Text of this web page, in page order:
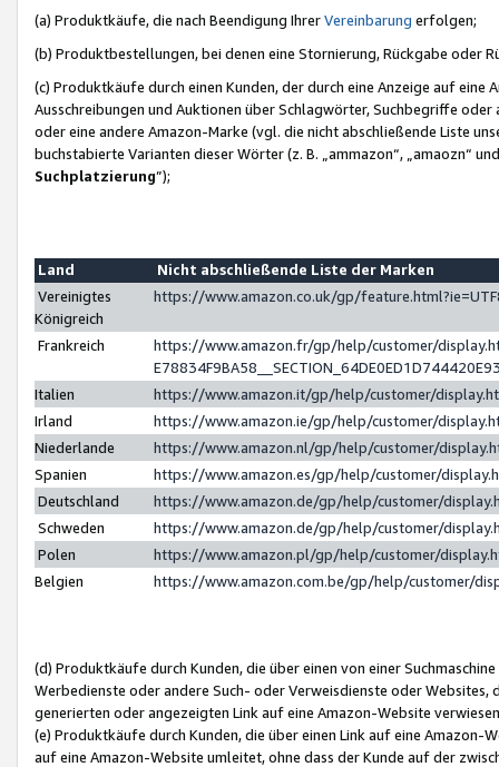
(a) Produktkäufe, die nach Beendigung IhrerVereinbarung erfolgen;
(b) Produktbestellungen, bei denen eine Stornierung, Rückgabe oder
(c) Produktkäufe durch einen Kunden, der durch eine Anzeige auf
Ausschreibungen und Auktionen über Schlagwörter, Suchbegriffe
oder eine andere Amazon-Marke (vgl. die nicht abschließende Liste
buchstabierte Varianten dieser Wörter (z. B. „ammazon“, „amaozn“
Suchplatzierung”);
Land
Nicht abschließende Liste der Marken
Vereinigtes
Königreich
https://www.amazon.co.uk/gp/
Frankreich
https://www.amazon.fr/gp/help/customer/
Italien
https://www.amazon.it/gp/help/customer/
Irland
https://www.amazon.ie/gp/help/customer/
Niederlande
https://www.amazon.nl/gp/help/customer/
Spanien
https://www.amazon.es/gp/help/customer/
Deutschland
https://www.amazon.de/gp/help/customer/
Schweden
https://www.amazon.de/gp/help/customer/
Polen
https://www.amazon.pl/gp/help/customer/
Belgien
https://www.amazon.com.be/gp/help/customer/
(d) Produktkäufe durch Kunden, die über einen von einer
Werbedienste oder andere Such- oder Verweisdienste oder Websites,
generierten oder angezeigten Link auf eine Amazon-Website
(e) Produktkäufe durch Kunden, die über einen Link auf eine
auf eine Amazon-Website umleitet, ohne dass der Kunde auf der